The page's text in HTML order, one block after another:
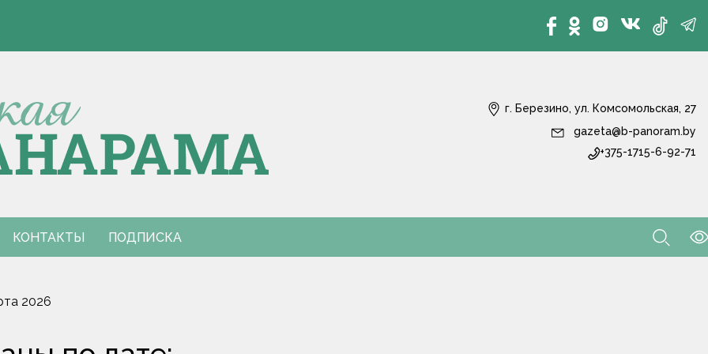
по пятиборью
с КАМАЗом
по пятиборью
с КАМАЗом
г. Березино, ул. Комсомольская, 27
gazeta@b-panoram.by
+375-1715-6-92-71
КОНТАКТЫ ПОДПИСКА
2026